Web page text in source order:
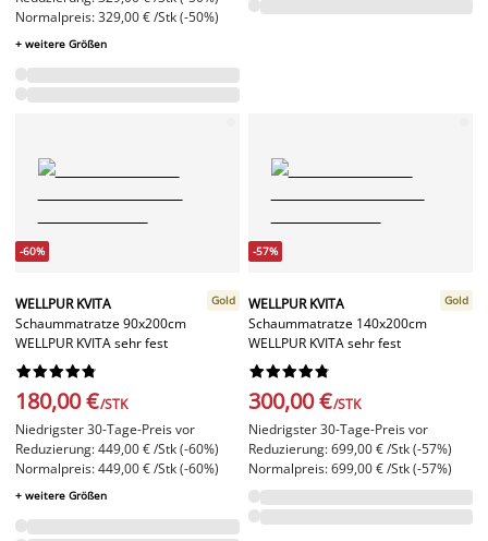
Normalpreis: 329,00 € /Stk (-50%)
+ weitere Größen
-60%
WELLPUR KVITA
Schaummatratze 90x200cm
WELLPUR KVITA sehr fest
Gold






180,00 €/STK
Niedrigster 30-Tage-Preis vor
Reduzierung: 449,00 € /Stk (-60%)
Normalpreis: 449,00 € /Stk (-60%)
+ weitere Größen
-57%
WELLPUR KVITA
Schaummatratze 140x200cm
WELLPUR KVITA sehr fest
Gold






300,00 €/STK
Niedrigster 30-Tage-Preis vor
Reduzierung: 699,00 € /Stk (-57%)
Normalpreis: 699,00 € /Stk (-57%)